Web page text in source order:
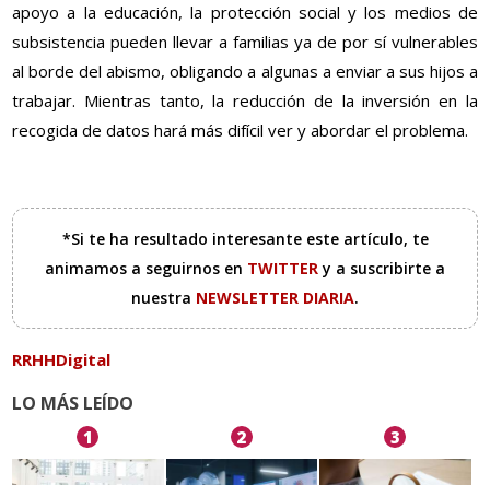
apoyo a la educación, la protección social y los medios de
subsistencia pueden llevar a familias ya de por sí vulnerables
al borde del abismo, obligando a algunas a enviar a sus hijos a
trabajar. Mientras tanto, la reducción de la inversión en la
recogida de datos hará más difícil ver y abordar el problema.
*Si te ha resultado interesante este artículo, te
animamos a seguirnos en TWITTERy a suscribirte a
nuestra NEWSLETTER DIARIA.
RRHHDigital
LO MÁS LEÍDO
1 2 3